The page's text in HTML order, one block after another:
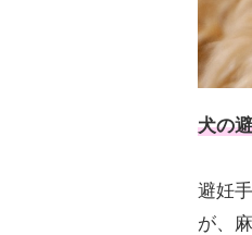
犬の
避妊
が、